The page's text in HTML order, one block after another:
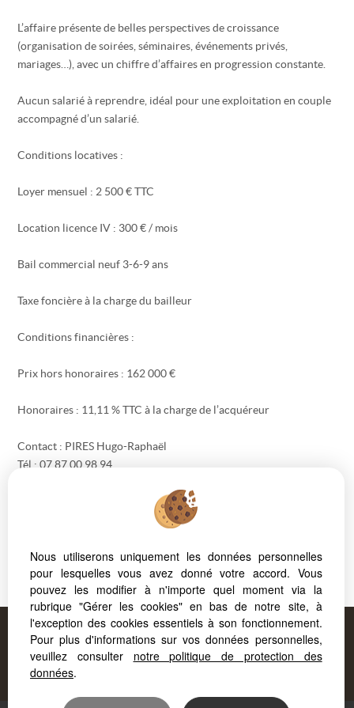
L’affaire présente de belles perspectives de croissance
(organisation de soirées, séminaires, événements privés,
mariages…), avec un chiffre d’affaires en progression constante.
Aucun salarié à reprendre, idéal pour une exploitation en couple
accompagné d’un salarié.
Conditions locatives :
Loyer mensuel : 2 500 € TTC
Location licence IV : 300 € / mois
Bail commercial neuf 3-6-9 ans
Taxe foncière à la charge du bailleur
Conditions financières :
Prix hors honoraires : 162 000 €
Honoraires : 11,11 % TTC à la charge de l’acquéreur
Contact : PIRES Hugo-Raphaël
Tél : 07 87 00 98 94
Les informations sur les risques auxquels ce bien est exposé sont
disponibles sur le siteGéorisques
Proposé parFORCAPRIMM, votre agence à
AIX LES BAINS!
Nous utiliserons uniquement les données personnelles
pour lesquelles vous avez donné votre accord. Vous
pouvez les modifier à n'importe quel moment via la
rubrique "Gérer les cookies" en bas de notre site, à
l'exception des cookies essentiels à son fonctionnement.
Pour plus d'informations sur vos données personnelles,
veuillez consulter notre politique de protection des
données.